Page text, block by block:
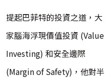
提起巴菲特的投資之道，大
家腦海浮現價值投資 (Value
Investing) 和安全邊際
(Margin of Safety)，他對半